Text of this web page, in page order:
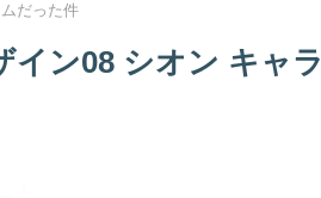
だった件
イン08 シオン キャラ